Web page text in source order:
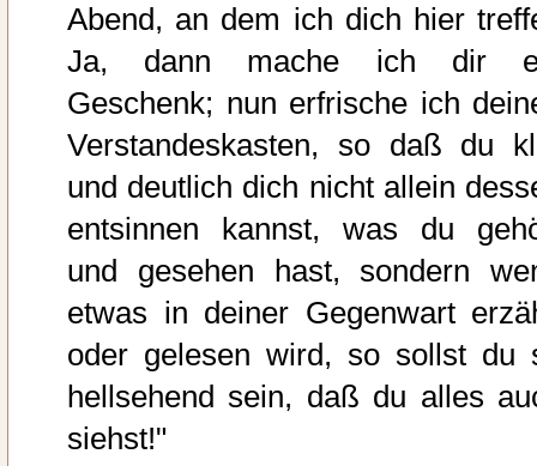
Abend, an dem ich dich hier
Ja, dann mache ich dir
Geschenk; nun erfrische ich
Verstandeskasten, so daß du
und deutlich dich nicht allein
entsinnen kannst, was du
und gesehen hast, sondern
etwas in deiner Gegenwart
oder gelesen wird, so sollst du
hellsehend sein, daß du alles
siehst!"